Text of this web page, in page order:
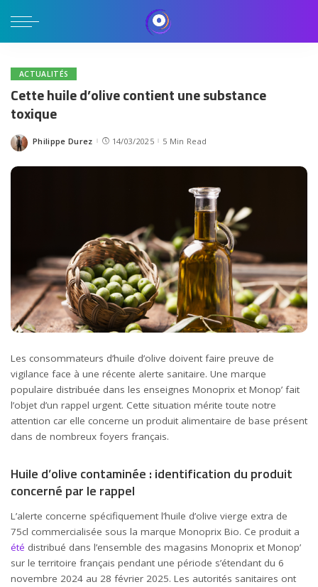
ACTUALITÉS
Cette huile d’olive contient une substance
toxique
Posted
Philippe Durez 14/03/2025 5 Min Read
Les consommateurs d’huile d’olive doivent faire preuve de
vigilance face à une récente alerte sanitaire. Une marque
populaire distribuée dans les enseignes Monoprix et Monop’ fait
l’objet d’un rappel urgent. Cette situation mérite toute notre
attention car elle concerne un produit alimentaire de base présent
dans de nombreux foyers français.
Huile d’olive contaminée : identification du produit
concerné par le rappel
L’alerte concerne spécifiquement l’huile d’olive vierge extra de
75cl commercialisée sous la marque Monoprix Bio. Ce produit a
été distribué dans l’ensemble des magasins Monoprix et Monop’
sur le territoire français pendant une période s’étendant du 6
novembre 2024 au 28 février 2025. Les autorités sanitaires ont